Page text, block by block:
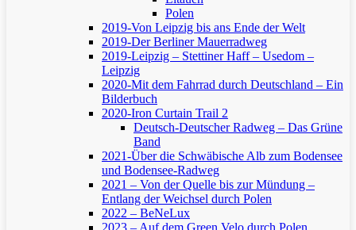
Polen
2019-Von Leipzig bis ans Ende der Welt
2019-Der Berliner Mauerradweg
2019-Leipzig – Stettiner Haff – Usedom –
Leipzig
2020-Mit dem Fahrrad durch Deutschland – Ein
Bilderbuch
2020-Iron Curtain Trail 2
Deutsch-Deutscher Radweg – Das Grüne
Band
2021-Über die Schwäbische Alb zum Bodensee
und Bodensee-Radweg
2021 – Von der Quelle bis zur Mündung –
Entlang der Weichsel durch Polen
2022 – BeNeLux
2023 – Auf dem Green Velo durch Polen